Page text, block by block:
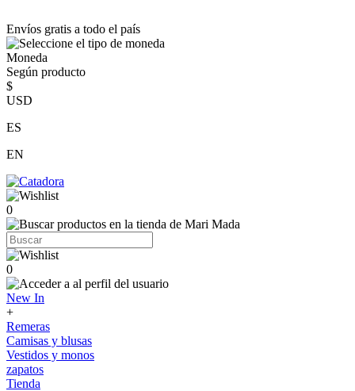
Envíos gratis a todo el país
Moneda
Según producto
$
USD
ES
EN
0
0
New In
+
Remeras
Camisas y blusas
Vestidos y monos
zapatos
Tienda